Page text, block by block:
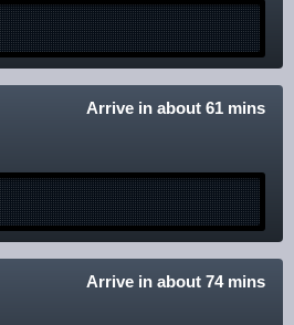
Arrive in about 61 mins
Arrive in about 74 mins